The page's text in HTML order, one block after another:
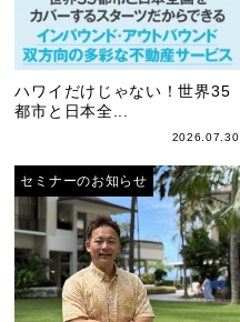
ハワイだけじゃない！世界35
都市と日本全...
2026.07.30
セミナーのお知らせ